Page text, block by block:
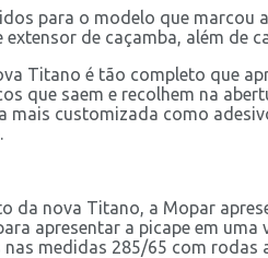
para o modelo que marcou
extensor de caçamba, além de
Titano é tão completo que
que saem e recolhem na
mais customizada como
da nova Titano, a Mopar
apresentar a picape em
nas medidas 285/65 com